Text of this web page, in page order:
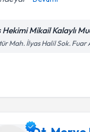
Hekimi Mikail Kalaylı
Mah. İlyas Halil Sok. Fuar